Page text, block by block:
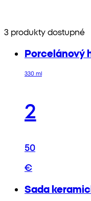
3 produkty dostupné
Porcelánový
330 ml
2
50
€
Sada